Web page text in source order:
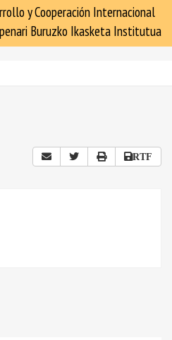
y Cooperación Internacional
Buruzko Ikasketa Institutua
RTF